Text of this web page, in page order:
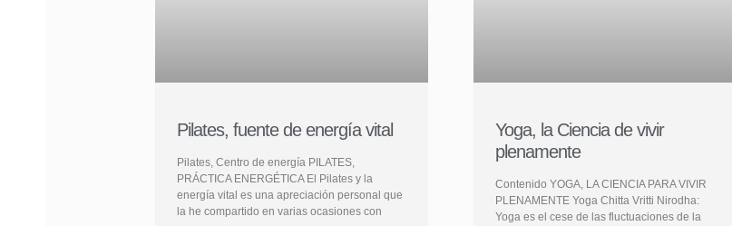
Pilates, fuente de energía vital
Pilates, Centro de energía PILATES,
PRÁCTICA ENERGÉTICA El Pilates y la
energía vital es una apreciación personal que
la he compartido en varias ocasiones con
Yoga, la Ciencia de vivir
plenamente
Contenido YOGA, LA CIENCIA PARA VIVIR
PLENAMENTE Yoga Chitta Vritti Nirodha:
Yoga es el cese de las fluctuaciones de la